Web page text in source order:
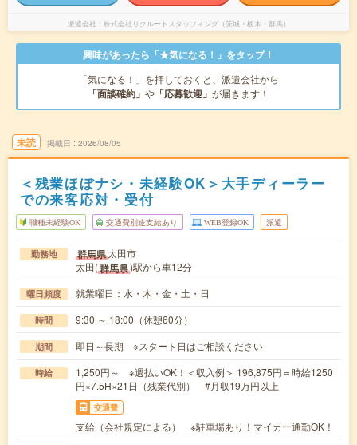
派遣会社 株式会社リクルートスタッフィング（茨城・栃木・群馬）
興味があったら「★気になる！」をタップ！
「気になる！」を押しておくと、派遣会社から
「面談確約」 や 「応募歓迎」 が届きます！
未読 掲載日 2026/08/05
＜残業ほぼナシ・未経験OK＞大手ディーラー
での来客応対・受付
職種未経験OK 交通費別途支給あり WEB登録OK 派遣
勤務地 群馬県太田市
太田(群馬県)駅から車12分
曜日頻度 就業曜日：水・木・金・土・日
時間 9:30 ～ 18:00（休憩60分）
期間 即日～長期 ※スタート日はご相談ください
時給
1,250円～ ※週払いOK！＜収入例＞ 196,875円＝時給1250
円×7.5H×21日（残業代別） #月収19万円以上
交通費
支給（会社規定による） ※駐車場あり！マイカー通勤OK！